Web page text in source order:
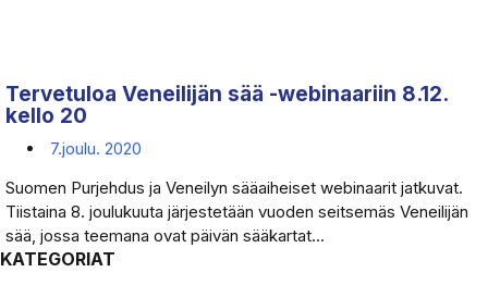
Tervetuloa Veneilijän sää -webinaariin 8.12.
kello 20
7.joulu. 2020
Suomen Purjehdus ja Veneilyn sääaiheiset webinaarit jatkuvat.
Tiistaina 8. joulukuuta järjestetään vuoden seitsemäs Veneilijän
sää, jossa teemana ovat päivän sääkartat...
KATEGORIAT